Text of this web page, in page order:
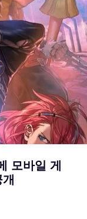
모바일 게